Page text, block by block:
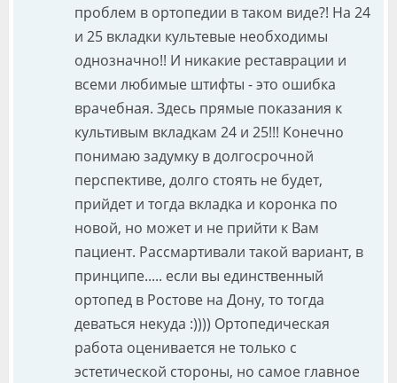
проблем в ортопедии в таком виде?! На 24
и 25 вкладки культевые необходимы
однозначно!! И никакие реставрации и
всеми любимые штифты - это ошибка
врачебная. Здесь прямые показания к
культивым вкладкам 24 и 25!!! Конечно
понимаю задумку в долгосрочной
перспективе, долго стоять не будет,
прийдет и тогда вкладка и коронка по
новой, но может и не прийти к Вам
пациент. Рассмартивали такой вариант, в
принципе..... если вы единственный
ортопед в Ростове на Дону, то тогда
деваться некуда :)))) Ортопедическая
работа оценивается не только с
эстетической стороны, но самое главное